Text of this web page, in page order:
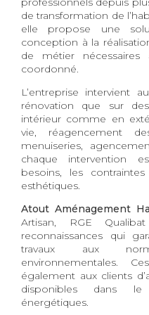
de transformation de
elle propose une
conception à la
de métier
coordonné.
L’entreprise intervient
rénovation que sur
intérieur comme en
vie, réagencement
menuiseries,
chaque intervention
besoins, les
esthétiques.
Atout Aménagement
Artisan, RGE
reconnaissances qui
travaux aux
environnementales.
également aux clients
disponibles dans
énergétiques.